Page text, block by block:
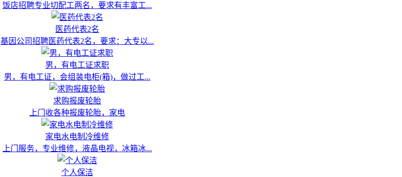
饭店招聘专业切配工两名，要求有丰富工...
医药代表2名
基因公司招聘医药代表2名，要求：大专以...
男，有电工证求职
男，有电工证，会组装电柜(箱)，做过工...
求购报废轮胎
上门收各种报废轮胎，家电
家电水电制冷维修
上门服务，专业维修，液晶电视，冰箱冰...
个人保洁